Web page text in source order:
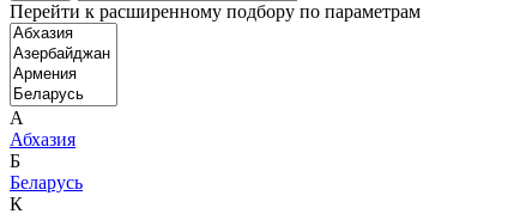
Перейти к расширенному подбору по параметрам
А
Абхазия
Б
Беларусь
К